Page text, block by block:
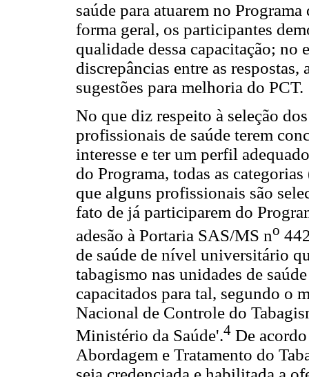
saúde para atuarem no
forma geral, os participantes
qualidade dessa capacitação;
discrepâncias entre as
sugestões para melhoria do PCT.
No que diz respeito à seleção
profissionais de saúde terem
interesse e ter um perfil
do Programa, todas as
que alguns profissionais são
fato de já participarem do
adesão à Portaria SAS/MS no
de saúde de nível universitário
tabagismo nas unidades de
capacitados para tal, segundo o
Nacional de Controle do
Ministério da Saúde'.4 De
Abordagem e Tratamento do